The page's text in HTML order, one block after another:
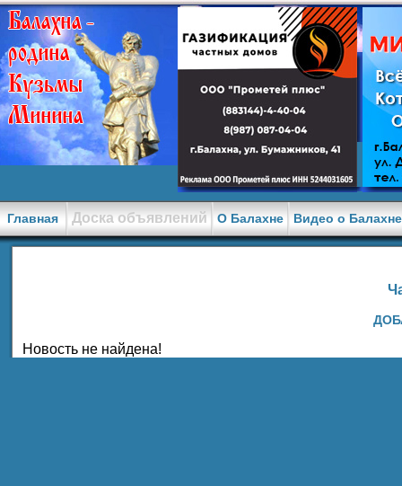
Главная Доска объявлений О Балахне Видео о
Новость не найдена!